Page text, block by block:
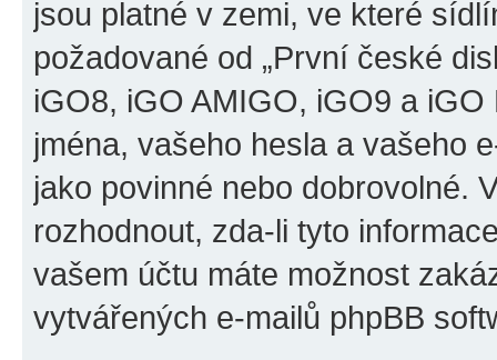
jsou platné v zemi, ve které
požadované od „První české
iGO8, iGO AMIGO, iGO9 a
jména, vašeho hesla a vašeho
jako povinné nebo dobrovolné.
rozhodnout, zda-li tyto
vašem účtu máte možnost
vytvářených e-mailů phpBB